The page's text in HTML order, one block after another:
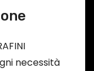
necessità